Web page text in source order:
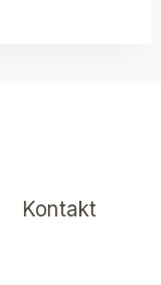
Kontakt